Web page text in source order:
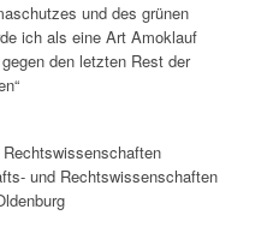
und des grünen
ich als eine Art Amoklauf
den letzten Rest der
und Rechtswissenschaften